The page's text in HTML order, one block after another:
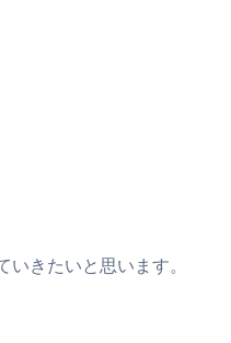
きたいと思います。